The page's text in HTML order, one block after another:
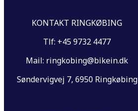
KONTAKT RINGKØBING
Tlf: +45 9732 4477
Mail: ringkobing@bikein.dk
Søndervigvej 7, 6950 Ringkøbing